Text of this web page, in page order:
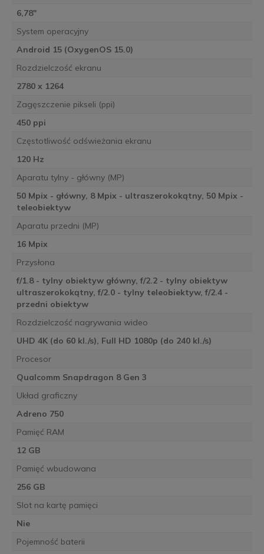
6,78"
System operacyjny
Android 15 (OxygenOS 15.0)
Rozdzielczość ekranu
2780 x 1264
Zagęszczenie pikseli (ppi)
450 ppi
Częstotliwość odświeżania ekranu
120 Hz
Aparatu tylny - główny (MP)
50 Mpix - główny, 8 Mpix - ultraszerokokątny, 50 Mpix -
teleobiektyw
Aparatu przedni (MP)
16 Mpix
Przysłona
f/1.8 - tylny obiektyw główny, f/2.2 - tylny obiektyw
ultraszerokokątny, f/2.0 - tylny teleobiektyw, f/2.4 -
przedni obiektyw
Rozdzielczość nagrywania wideo
UHD 4K (do 60 kl./s), Full HD 1080p (do 240 kl./s)
Procesor
Qualcomm Snapdragon 8 Gen 3
Układ graficzny
Adreno 750
Pamięć RAM
12 GB
Pamięć wbudowana
256 GB
Slot na kartę pamięci
Nie
Pojemność baterii